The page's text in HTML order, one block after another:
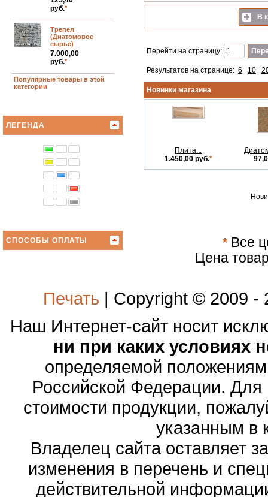
руб.*
Трепел
(Диатомовое
сырье)
7.000,00
руб.*
Популярные товары в этой
категории
ЛЕГЕНДА
СПОСОБЫ ОПЛАТЫ
В
Перейти на страницу:
Результатов на странице: 6 10
Новинки магазина
Плита...
1.450,00 руб.*
* Все
Цена
Печать | Copyright © 2009 -
Наш Интернет-сайт носит
ни при каких условиях
определяемой
Российской Федерации.
стоимости продукции,
указанным в
Владелец сайта оставляет
изменения в перечень и
действительной